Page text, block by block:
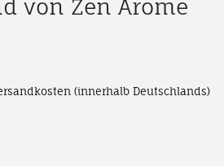
von Zen Arome
(innerhalb Deutschlands)